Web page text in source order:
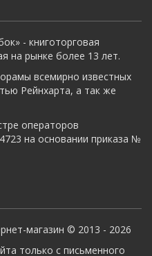
- книготорговая
на рынке более 13 лет.
всемирно известных
Рейнхарта, а так же
операторов
на основании приказа №
магазин © 2013 - 2026
только с письменного